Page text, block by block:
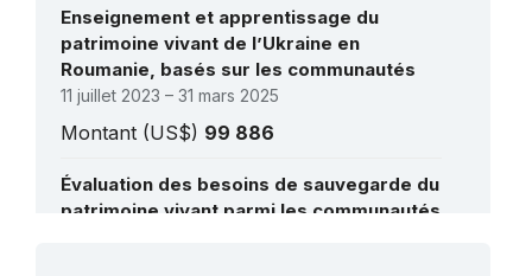
2013 :Le colindat de groupe d’hommes, rituel de
Noël(RL)
2012 :Le savoir-faire de la céramique
traditionnelle de Horezu(RL)
2009 :La Doïna (RL)
Enseignement et apprentissage du
patrimoine vivant de l’Ukraine en
Roumanie, basés sur les communautés
11 juillet 2023 – 31 mars 2025
Montant (US$) 99 886
Évaluation des besoins de sauvegarde du
patrimoine vivant parmi les communautés